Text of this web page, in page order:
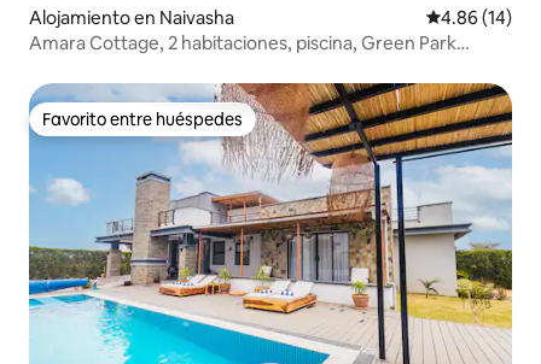
Alojamiento en Naivasha Calificación
4.86 (14)
Amara Cottage, 2 habitaciones, piscina, Green Park
Favorito entre huéspedes
Favorito entre huéspedes